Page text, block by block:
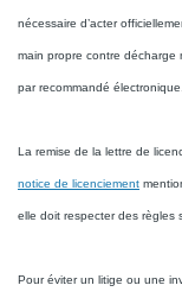
nécessaire d’acter
main propre contre décharge
par recommandé électronique.
La remise de la lettre de
notice de licenciement
elle doit respecter des règles
Pour éviter un litige ou une